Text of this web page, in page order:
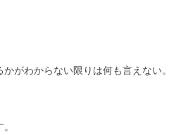
がわからない限りは何も言えない。